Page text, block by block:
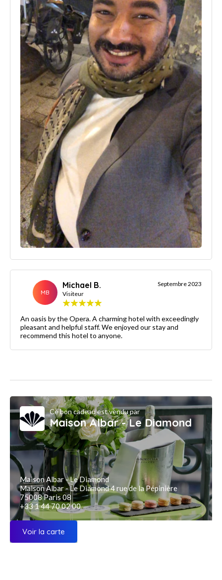
MB
Michael B.
Visiteur
Septembre 2023
An oasis by the Opera. A charming hotel with exceedingly
pleasant and helpful staff. We enjoyed our stay and
recommend this hotel to anyone.
Ce bon cadeau est vendu par
Maison Albar - Le Diamond
Maison Albar - Le Diamond
Maison Albar - Le Diamond 4 rue de la Pépinière
75008 Paris 08
+33 1 44 70 02 00
Voir la carte